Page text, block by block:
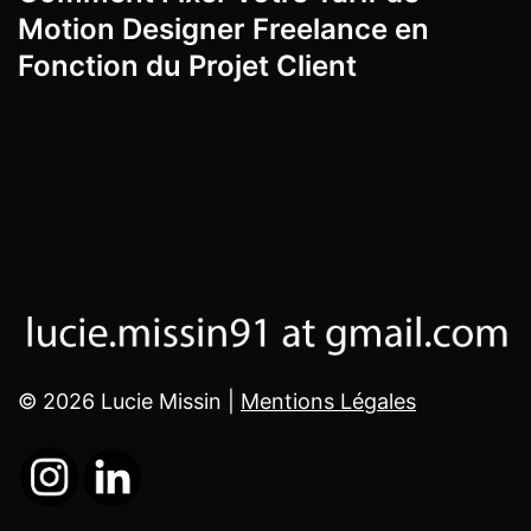
Motion Designer Freelance en
Fonction du Projet Client
© 2026 Lucie Missin | Mentions Légales